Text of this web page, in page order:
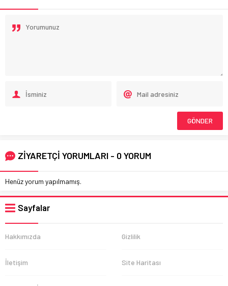
ZİYARETÇİ YORUMLARI - 0 YORUM
Henüz yorum yapılmamış.
Sayfalar
Hakkımızda Gizlilik
İletişim Site Haritası